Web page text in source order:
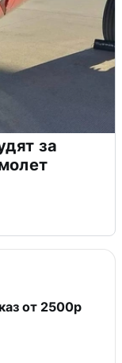
за
от 2500р